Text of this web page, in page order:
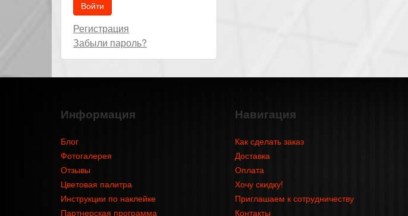
Регистрация
Забыли пароль?
Информация
Блог
Фотогалерея
Отзывы
Цветовая палитра
Инструкции по наклейке
Партнерская программа
Навигация
Как сделать заказ
Доставка
Оплата
Хочу скидку!
Приглашаем к сотрудничеству
Контакты